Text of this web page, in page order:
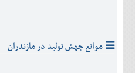
کلینیک
موانع جهش تولید در مازندران